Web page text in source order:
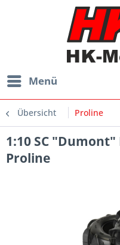
Menü
Übersicht Proline
1:10 SC
Proline